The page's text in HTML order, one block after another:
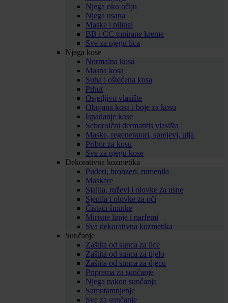
Njega oko očiju
Njega usana
Maske i pilinzi
BB i CC tonirane kreme
Sve za njegu lica
Njega kose
Normalna kosa
Masna kosa
Suha i oštećena kosa
Prhut
Osjetljivo vlasište
Obojana kosa i boje za kosu
Ispadanje kose
Seboroični dermatitis vlasišta
Maske, regeneratori, sprejevi, ulja
Pribor za kosu
Sve za njegu kose
Dekorativna kozmetika
Puderi, bronzeri, rumenila
Maskare
Sjajila, ruževi i olovke za usne
Sjenila i olovke za oči
Čistaći šminke
Mirisne linije i parfemi
Sva dekorativna kozmetika
Sunčanje
Zaštita od sunca za lice
Zaštita od sunca za tijelo
Zaštita od sunca za djecu
Priprema za sunčanje
Njega nakon sunčanja
Samotamnjenje
Sve za sunčanje